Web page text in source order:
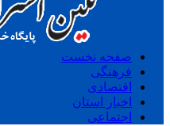
صفحه نخست
فرهنگی
اقتصادی
اخبار استان
اجتماعی